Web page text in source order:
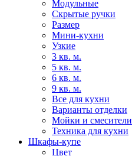
Модульные
Скрытые ручки
Размер
Мини-кухни
Узкие
3 кв. м.
5 кв. м.
6 кв. м.
9 кв. м.
Все для кухни
Варианты отделки
Мойки и смесители
Техника для кухни
Шкафы-купе
Цвет